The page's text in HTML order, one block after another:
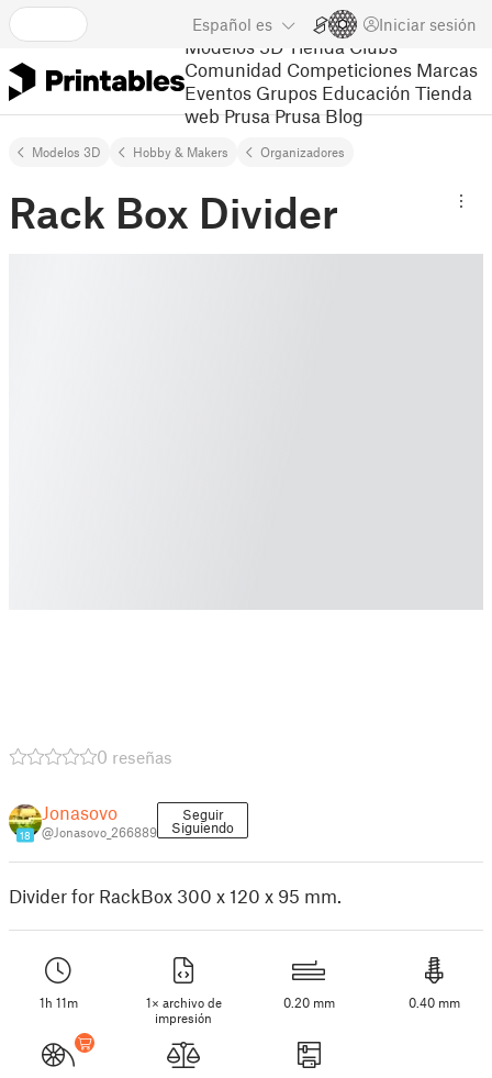
Español es Iniciar sesión
Modelos 3D Tienda Clubs
Comunidad Competiciones Marcas
Eventos Grupos Educación Tienda
web Prusa Prusa Blog
Modelos 3D Hobby & Makers Organizadores
Rack Box Divider
0 reseñas
18
Jonasovo
@Jonasovo_266889
Seguir
Siguiendo
Divider for RackBox 300 x 120 x 95 mm.
1h 11m
1× archivo de
impresión
0.20 mm 0.40 mm